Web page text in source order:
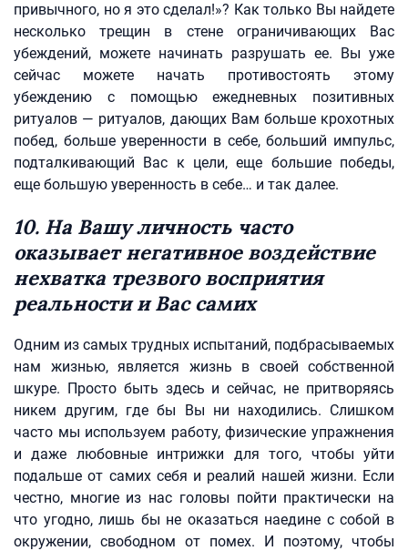
привычного, но я это сделал!»? Как только Вы найдете
несколько трещин в стене ограничивающих Вас
убеждений, можете начинать разрушать ее. Вы уже
сейчас можете начать противостоять этому
убеждению с помощью ежедневных позитивных
ритуалов — ритуалов, дающих Вам больше крохотных
побед, больше уверенности в себе, больший импульс,
подталкивающий Вас к цели, еще большие победы,
еще большую уверенность в себе… и так далее.
10. На Вашу личность часто
оказывает негативное воздействие
нехватка трезвого восприятия
реальности и Вас самих
Одним из самых трудных испытаний, подбрасываемых
нам жизнью, является жизнь в своей собственной
шкуре. Просто быть здесь и сейчас, не притворяясь
никем другим, где бы Вы ни находились. Слишком
часто мы используем работу, физические упражнения
и даже любовные интрижки для того, чтобы уйти
подальше от самих себя и реалий нашей жизни. Если
честно, многие из нас головы пойти практически на
что угодно, лишь бы не оказаться наедине с собой в
окружении, свободном от помех. И поэтому, чтобы